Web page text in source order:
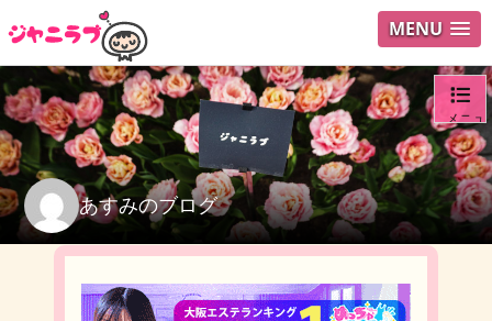
MENU
あすみのブログ
メニュ
ログイ